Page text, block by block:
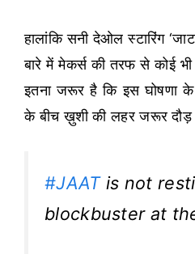
हालांकि सनी देओल स्टारिंग
बारे में मेकर्स की तरफ से कोई
इतना जरूर है कि इस
के बीच ख़ुशी की लहर जरूर दौड़
#JAATis not
blockbuster at